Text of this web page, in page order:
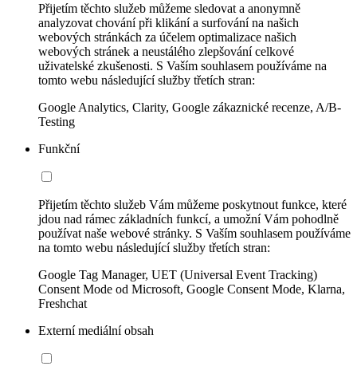
Přijetím těchto služeb můžeme sledovat a anonymně
analyzovat chování při klikání a surfování na našich
webových stránkách za účelem optimalizace našich
webových stránek a neustálého zlepšování celkové
uživatelské zkušenosti. S Vaším souhlasem používáme na
tomto webu následující služby třetích stran:
Google Analytics, Clarity, Google zákaznické recenze, A/B-
Testing
Funkční
Přijetím těchto služeb Vám můžeme poskytnout funkce, které
jdou nad rámec základních funkcí, a umožní Vám pohodlně
používat naše webové stránky. S Vaším souhlasem používáme
na tomto webu následující služby třetích stran:
Google Tag Manager, UET (Universal Event Tracking)
Consent Mode od Microsoft, Google Consent Mode, Klarna,
Freshchat
Externí mediální obsah